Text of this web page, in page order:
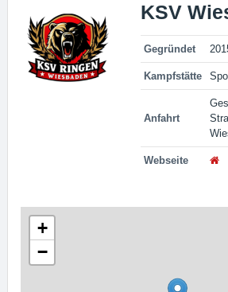
KSV
Gegründet
Kampfstätte
Anfahrt
Webseite
+
−